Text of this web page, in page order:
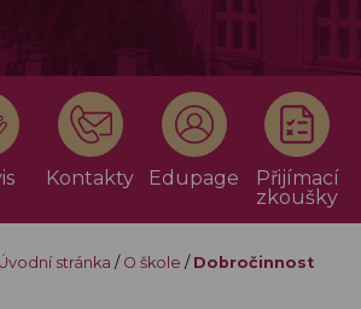
Kontakty Edupage
Přijímací
zkoušky
Úvodní stránka / O škole / Dobročinnost